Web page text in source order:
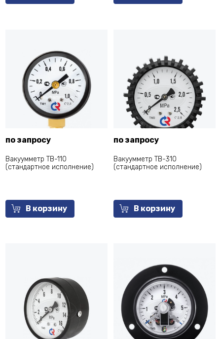
по запросу
Вакуумметр ТВ-110
(cтандартное исполнение)
В корзину
по запросу
Вакуумметр ТВ-310
(cтандартное исполнение)
В корзину